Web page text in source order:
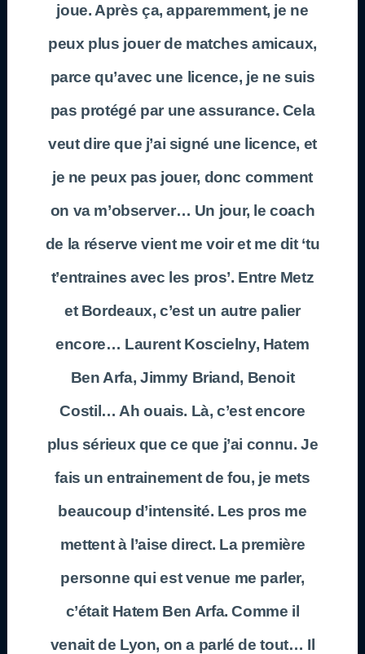
joue. Après ça, apparemment, je ne
peux plus jouer de matches amicaux,
parce qu’avec une licence, je ne suis
pas protégé par une assurance. Cela
veut dire que j’ai signé une licence, et
je ne peux pas jouer, donc comment
on va m’observer… Un jour, le coach
de la réserve vient me voir et me dit ‘tu
t’entraines avec les pros’. Entre Metz
et Bordeaux, c’est un autre palier
encore… Laurent Koscielny, Hatem
Ben Arfa, Jimmy Briand, Benoit
Costil… Ah ouais. Là, c’est encore
plus sérieux que ce que j’ai connu. Je
fais un entrainement de fou, je mets
beaucoup d’intensité. Les pros me
mettent à l’aise direct. La première
personne qui est venue me parler,
c’était Hatem Ben Arfa. Comme il
venait de Lyon, on a parlé de tout… Il